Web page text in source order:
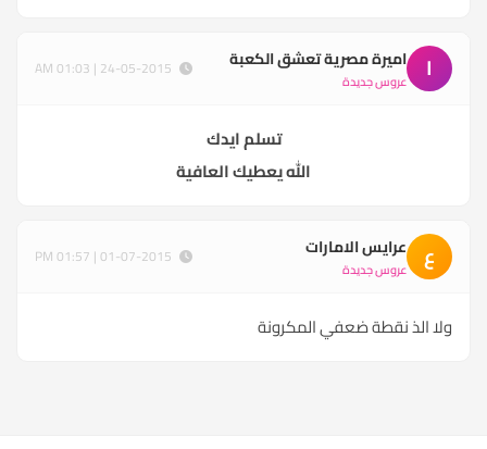
ا اميرة مصرية تعشق الكعبة
عروس جديدة
تسلم ايدك
الله يعطيك العافية
ع عرايس الامارات
عروس جديدة
ولا الذ نقطة ضعفي المكرونة